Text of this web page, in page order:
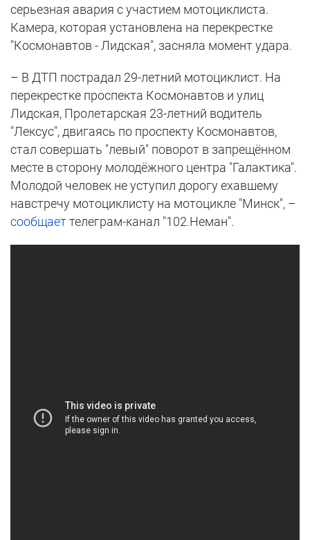
серьезная авария с участием мотоциклиста.
Камера, которая установлена на перекрестке
"Космонавтов - Лидская", засняла момент удара.
– В ДТП пострадал 29-летний мотоциклист. На
перекрестке проспекта Космонавтов и улиц
Лидская, Пролетарская 23-летний водитель
"Лексус", двигаясь по проспекту Космонавтов,
стал совершать "левый" поворот в запрещённом
месте в сторону молодёжного центра "Галактика".
Молодой человек не уступил дорогу ехавшему
навстречу мотоциклисту на мотоцикле "Минск", –
сообщаеттелеграм-канал "102.Неман".